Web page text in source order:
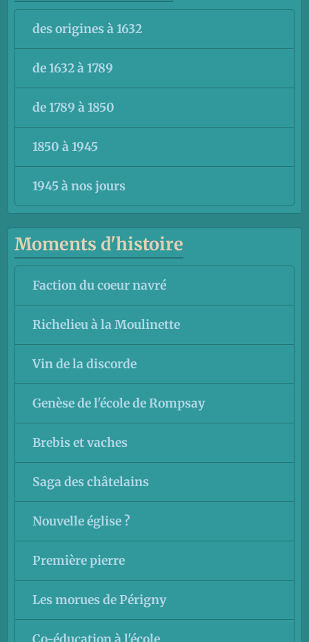
des origines à 1632
de 1632 à 1789
de 1789 à 1850
1850 à 1945
1945 à nos jours
Moments d'histoire
Faction du coeur navré
Richelieu à la Moulinette
Vin de la discorde
Genèse de l'école de Rompsay
Brebis et vaches
Saga des châtelains
Nouvelle église ?
Première pierre
Les morues de Périgny